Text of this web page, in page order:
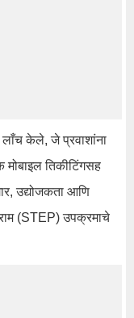
लाँच केले, जे प्रवाशांना
तिकीटिंगसह
उद्योजकता आणि
(STEP) उपक्रमाचे